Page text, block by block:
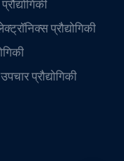
प्रौद्योगिकी
प्रौद्योगिकी